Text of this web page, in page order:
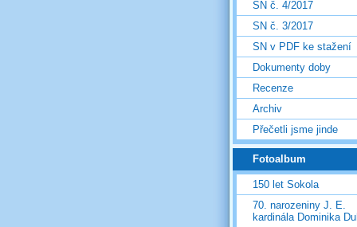
SN č. 4/2017
SN č. 3/2017
SN v PDF ke stažení
Dokumenty doby
Recenze
Archiv
Přečetli jsme jinde
Fotoalbum
150 let Sokola
70. narozeniny J. E.
kardinála Dominika